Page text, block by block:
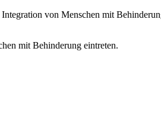
von Menschen mit
mit Behinderung eintreten.